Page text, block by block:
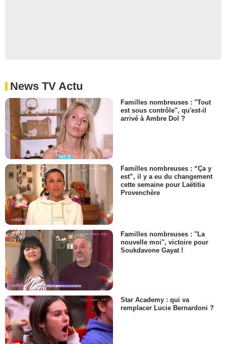
News TV Actu
Familles nombreuses : "Tout
est sous contrôle", qu'est-il
arrivé à Ambre Dol ?
Familles nombreuses : “Ça y
est”, il y a eu du changement
cette semaine pour Laëtitia
Provenchère
Familles nombreuses : "La
nouvelle moi", victoire pour
Soukdavone Gayat !
Star Academy : qui va
remplacer Lucie Bernardoni ?